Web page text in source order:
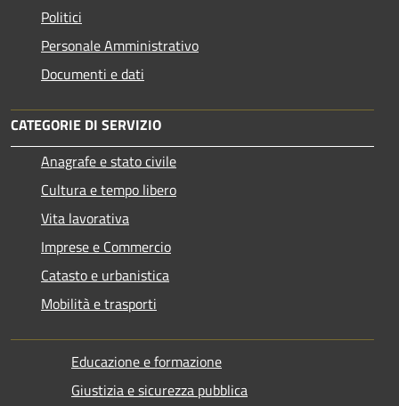
Politici
Personale Amministrativo
Documenti e dati
CATEGORIE DI SERVIZIO
Anagrafe e stato civile
Cultura e tempo libero
Vita lavorativa
Imprese e Commercio
Catasto e urbanistica
Mobilità e trasporti
Educazione e formazione
Giustizia e sicurezza pubblica